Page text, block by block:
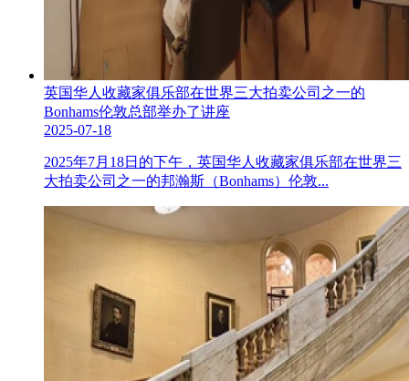
英国华人收藏家俱乐部在世界三大拍卖公司之一的
Bonhams伦敦总部举办了讲座
2025-07-18
2025年7月18日的下午，英国华人收藏家俱乐部在世界三
大拍卖公司之一的邦瀚斯（Bonhams）伦敦...